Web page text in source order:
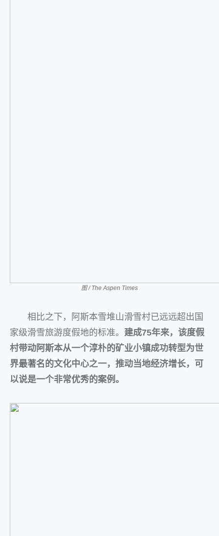
图 / The Aspen Times
相比之下，阿斯本雪堆山滑雪村已远远超出国
家级滑雪旅游度假地的标准。 建成75年来，该度假
村带动阿斯本从一个淳朴的矿业小镇成功转型为世
界最著名的文化中心之一，推动当地经济增长，可
以说是一个非常优秀的案例。